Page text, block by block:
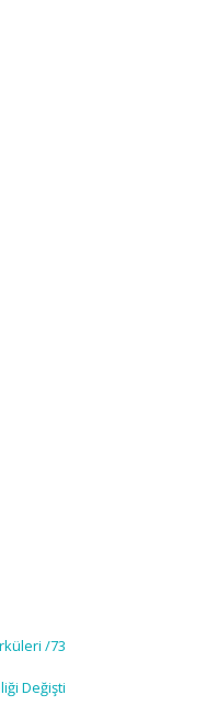
/73
Değişti